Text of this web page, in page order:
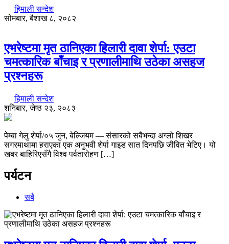
हिमाली सन्देश
सोमबार, बैशाख ८, २०८२
एभरेष्टमा मृत ठानिएका हिलारी दावा शेर्पा: एउटा
चमत्कारिक बाँचाइ र प्रणालीमाथि उठेका असहज
प्रश्नहरू
हिमाली सन्देश
शनिबार, जेष्ठ २३, २०८३
पेम्बा गेलु शेर्पा/०५ जुन, बेल्जियम — संसारको सबैभन्दा अग्लो शिखर
सगरमाथामा हराएका एक अनुभवी शेर्पा गाइड सात दिनपछि जीवित भेटिए। यो
खबर बाहिरिएसँगै विश्व पर्वतारोहण […]
पर्यटन
सबै